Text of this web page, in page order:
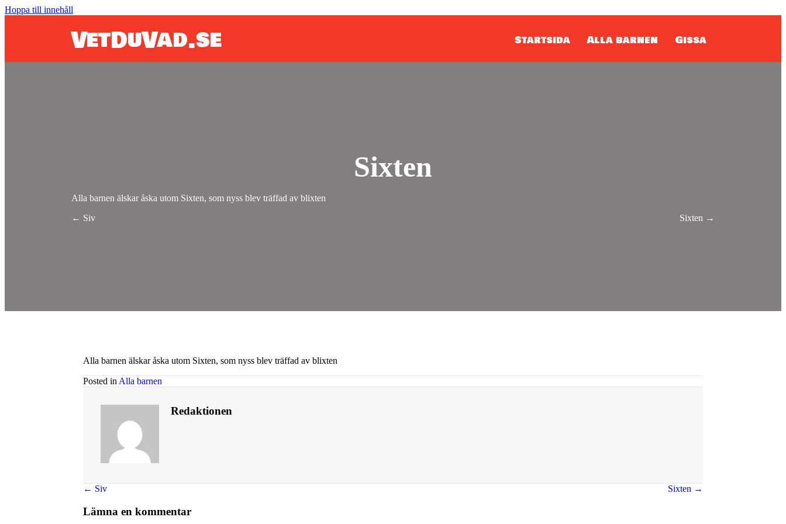
Hoppa till innehåll
VetDuVad.se Startsida Alla barnen Gissa
Sixten
Alla barnen älskar åska utom Sixten, som nyss blev träffad av blixten
Posts
← Siv Sixten →
Alla barnen älskar åska utom Sixten, som nyss blev träffad av blixten
Posted in Alla barnen
Redaktionen
Posts
navigation
← Siv Sixten →
Lämna en kommentar